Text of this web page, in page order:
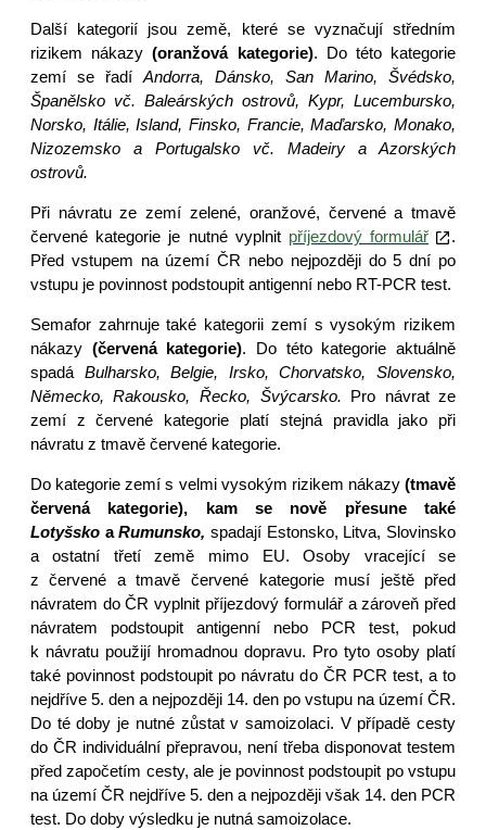
Další kategorií jsou země, které se vyznačují středním
rizikem nákazy(oranžová kategorie). Do této kategorie
zemí se řadí Andorra, Dánsko, San Marino, Švédsko,
Španělsko vč. Baleárských ostrovů, Kypr, Lucembursko,
Norsko, Itálie, Island, Finsko, Francie, Maďarsko, Monako,
Nizozemsko a Portugalsko vč. Madeiry a Azorských
ostrovů.
Při návratu ze zemí zelené, oranžové, červené a tmavě
červené kategorie je nutné vyplnit příjezdový formulář
.
Před vstupem na území ČR nebo nejpozději do 5 dní po
vstupu je povinnost podstoupit antigenní nebo RT-PCR test.
Semafor zahrnuje také kategorii zemí s vysokým rizikem
nákazy (červená kategorie). Do této kategorie aktuálně
spadáBulharsko, Belgie, Irsko, Chorvatsko, Slovensko,
Německo, Rakousko, Řecko, Švýcarsko. Pro návrat ze
zemí z červené kategorie platí stejná pravidla jako při
návratu z tmavě červené kategorie.
Do kategorie zemí s velmi vysokým rizikem nákazy(tmavě
červená kategorie), kam se nově přesune také
Lotyšsko aRumunsko, spadají Estonsko, Litva, Slovinsko
a ostatní třetí země mimo EU. Osoby vracející se
z červené a tmavě červené kategorie musí ještě před
návratem do ČR vyplnit příjezdový formulář a zároveň před
návratem podstoupit antigenní nebo PCR test, pokud
k návratu použijí hromadnou dopravu. Pro tyto osoby platí
také povinnost podstoupit po návratu do ČR PCR test, a to
nejdříve 5. den a nejpozději 14. den po vstupu na území ČR.
Do té doby je nutné zůstat v samoizolaci. V případě cesty
do ČR individuální přepravou, není třeba disponovat testem
před započetím cesty, ale je povinnost podstoupit po vstupu
na území ČR nejdříve 5. den a nejpozději však 14. den PCR
test. Do doby výsledku je nutná samoizolace.